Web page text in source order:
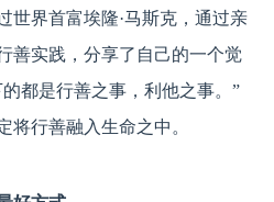
世界首富埃隆·马斯克，通过亲
善实践，分享了自己的一个觉
都是行善之事，利他之事。”
将行善融入生命之中。